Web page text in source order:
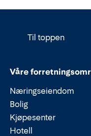
Til toppen
Våre
Næringseiendom
Bolig
Kjøpesenter
Hotell